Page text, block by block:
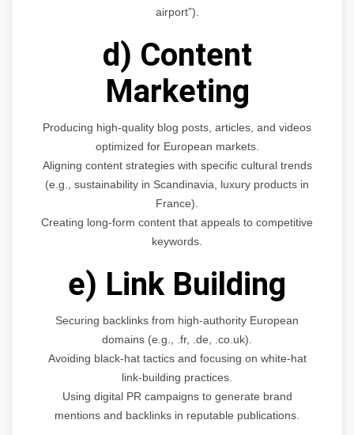
airport”).
d) Content
Marketing
Producing high-quality blog posts, articles, and videos
optimized for European markets.
Aligning content strategies with specific cultural trends
(e.g., sustainability in Scandinavia, luxury products in
France).
Creating long-form content that appeals to competitive
keywords.
e) Link Building
Securing backlinks from high-authority European
domains (e.g., .fr, .de, .co.uk).
Avoiding black-hat tactics and focusing on white-hat
link-building practices.
Using digital PR campaigns to generate brand
mentions and backlinks in reputable publications.